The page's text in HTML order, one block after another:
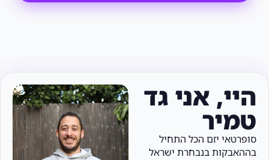
היי, אני גד
טמיר
סופרטאי יזם הכל התחיל
בההאבקות בנבחרת ישראל